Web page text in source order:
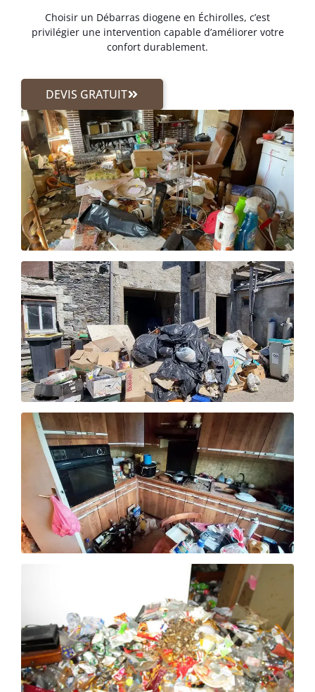
Choisir un Débarras diogene en Échirolles, c’est
privilégier une intervention capable d’améliorer votre
confort durablement.
DEVIS GRATUIT